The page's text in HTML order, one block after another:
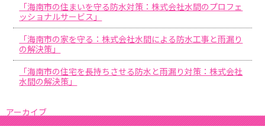
「海南市の住まいを守る防水対策：株式会社水間のプロフェ
ッショナルサービス」
「海南市の家を守る：株式会社水間による防水工事と雨漏り
の解決策」
「海南市の住宅を長持ちさせる防水と雨漏り対策：株式会社
水間の解決策」
アーカイブ